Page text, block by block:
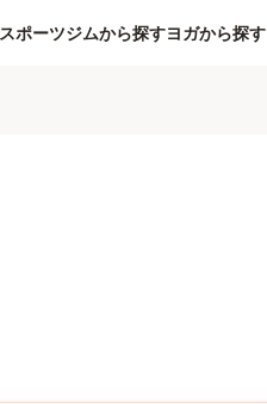
スポーツジムから探すヨガから探す